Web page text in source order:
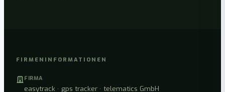
FIRMENINFORMATIONEN
FIRMA
easytrack · gps tracker · telematics GmbH